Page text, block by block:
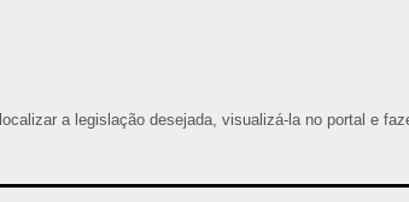
a legislação desejada, visualizá-la no portal e